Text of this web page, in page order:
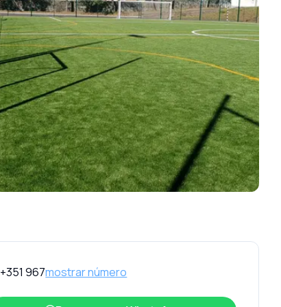
+351 967mostrar número